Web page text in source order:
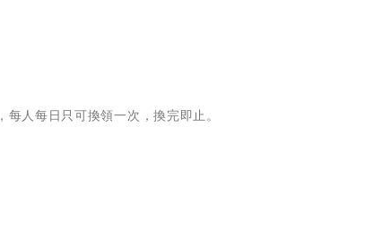
人每日只可換領一次，換完即止。